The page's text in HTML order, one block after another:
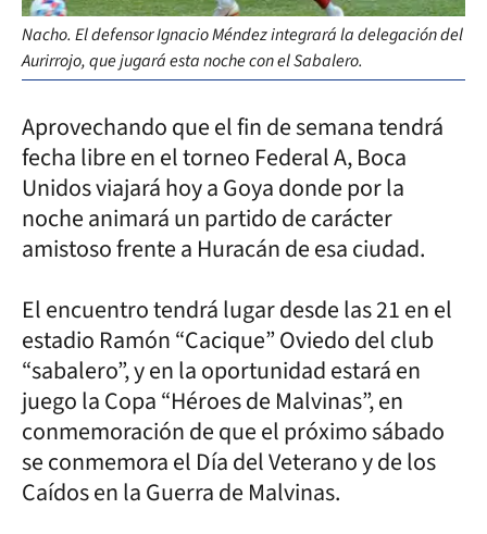
Nacho. El defensor Ignacio Méndez integrará la delegación del
Aurirrojo, que jugará esta noche con el Sabalero.
Aprovechando que el fin de semana tendrá
fecha libre en el torneo Federal A, Boca
Unidos viajará hoy a Goya donde por la
noche animará un partido de carácter
amistoso frente a Huracán de esa ciudad.
El encuentro tendrá lugar desde las 21 en el
estadio Ramón “Cacique” Oviedo del club
“sabalero”, y en la oportunidad estará en
juego la Copa “Héroes de Malvinas”, en
conmemoración de que el próximo sábado
se conmemora el Día del Veterano y de los
Caídos en la Guerra de Malvinas.